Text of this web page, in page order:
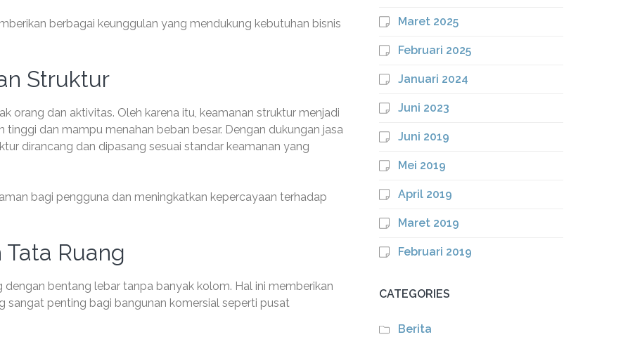
berbagai keunggulan yang mendukung kebutuhan bisnis
Struktur
orang dan aktivitas. Oleh karena itu, keamanan struktur menjadi
tinggi dan mampu menahan beban besar. Dengan dukungan jasa
dirancang dan dipasang sesuai standar keamanan yang
bagi pengguna dan meningkatkan kepercayaan terhadap
Ruang
bentang lebar tanpa banyak kolom. Hal ini memberikan
sangat penting bagi bangunan komersial seperti pusat
Maret 2025
Februari 2025
Januari 2024
Juni 2023
Juni 2019
Mei 2019
April 2019
Maret 2019
Februari 2019
CATEGORIES
Berita